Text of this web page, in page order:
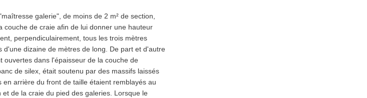
galerie", de moins de 2 m² de section,
couche de craie afin de lui donner une hauteur
perpendiculairement, tous les trois mètres
d'une dizaine de mètres de long. De part et d'autre
ouvertes dans l'épaisseur de la couche de
de silex, était soutenu par des massifs laissés
arrière du front de taille étaient remblayés au
de la craie du pied des galeries. Lorsque le